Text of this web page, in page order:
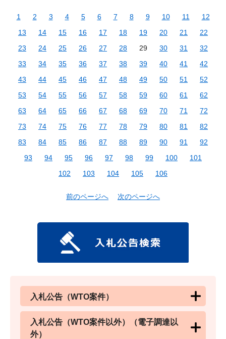
1 2 3 4 5 6 7 8 9 10 11
12
13
14 15 16 17 18 19 20 21
22
23
24 25 26 27 28 29 30 31
32
33
34 35 36 37 38 39 40 41
42
43
44 45 46 47 48 49 50 51
52
53
54 55 56 57 58 59 60 61
62
63
64 65 66 67 68 69 70 71
72
73
74 75 76 77 78 79 80 81
82
83
84 85 86 87 88 89 90 91
92
93
94 95 96 97 98 99 100
101
102
103 104 105 106
前のページへ 次のページへ
入札公告（WTO案件）
入札公告（WTO案件以外）（電子調達以
外）